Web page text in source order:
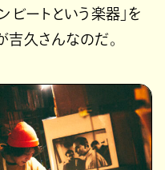
ビートという楽器」を
吉久さんなのだ。